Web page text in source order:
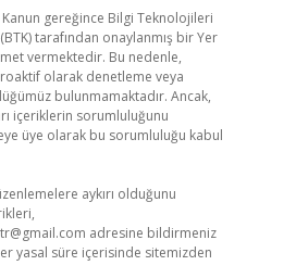
Kanun gereğince Bilgi Teknolojileri
tarafından onaylanmış bir Yer
vermektedir. Bu nedenle,
olarak denetleme veya
bulunmamaktadır. Ancak,
içeriklerin sorumluluğunu
üye olarak bu sorumluluğu kabul
aykırı olduğunu
adresine bildirmeniz
yasal süre içerisinde sitemizden